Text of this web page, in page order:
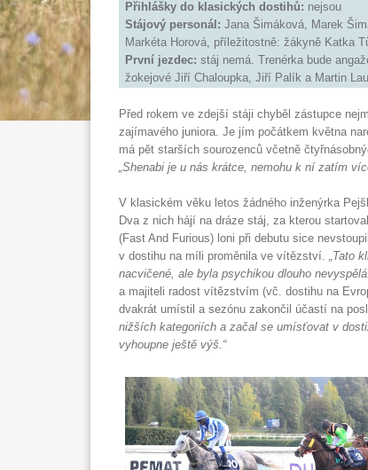
Přihlášky do klasických dostihů: nejsou
Stájový personál: Jana Šimáková, Marek
Markéta Horová, příležitostně: žákyně Katka
První jezdec: stáj nemá. Trenérka bude
žokejové Jiří Chaloupka, Jiří Palík a Martin
Před rokem ve zdejší stáji chyběl zástupce
zajímavého juniora. Je jím počátkem května
má pět starších sourozenců včetně
„Shenabi je u nás krátce, nemohu k ní zatím
V klasickém věku letos žádného inženýrka
Dva z nich hájí na dráze stáj, za kterou
(Fast And Furious) loni při debutu sice
v dostihu na míli proměnila ve vítězství. „Tato
nacvičené, ale byla psychikou dlouho
a majiteli radost vítězstvím (vč. dostihu na
dvakrát umístil a sezónu zakončil účastí na
nižších kategoriích a začal se umísťovat v
vyhoupne ještě výš.“